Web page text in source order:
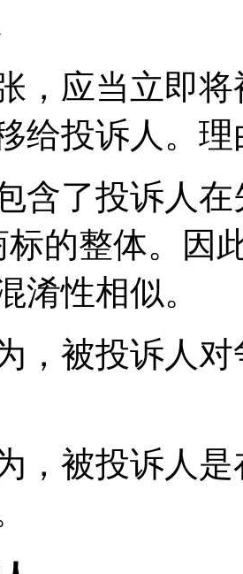
，应当立即
给投诉人。
含了投诉人
标的整体。因
淆性相似。
，被投诉人
，被投诉人